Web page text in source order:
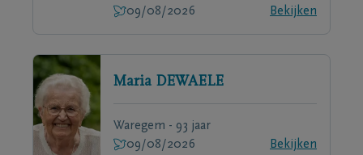
09/08/2026
Bekijken
Maria DEWAELE
Waregem - 93 jaar
09/08/2026
Bekijken